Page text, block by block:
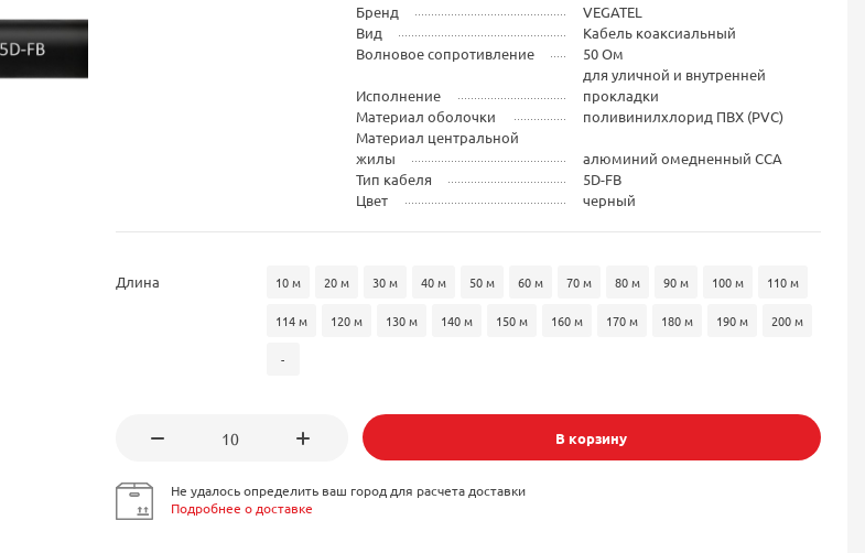
Бренд
VEGATEL
Вид
Кабель коаксиальный
Волновое сопротивление
50 Ом
Исполнение
для уличной и внутренней
прокладки
Материал оболочки
поливинилхлорид ПВХ (PVC)
Материал центральной
жилы
алюминий омедненный CCA
Тип кабеля
5D-FB
Цвет
черный
Длина 10 м 20 м 30 м 40 м 50 м 60 м 70 м 80 м 90 м 100 м 110 м
114 м 120 м 130 м 140 м 150 м 160 м 170 м 180 м 190 м 200 м
-
В корзину
Не удалось определить ваш город для расчета доставки
Подробнее о доставке